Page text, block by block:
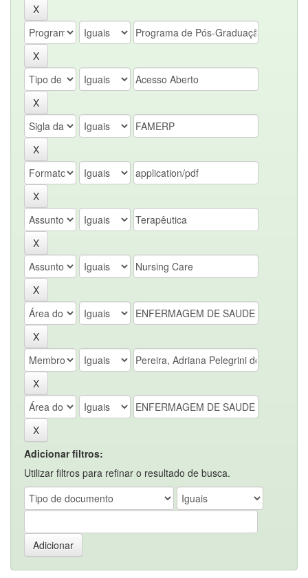
Adicionar filtros:
Utilizar filtros para refinar o resultado de busca.